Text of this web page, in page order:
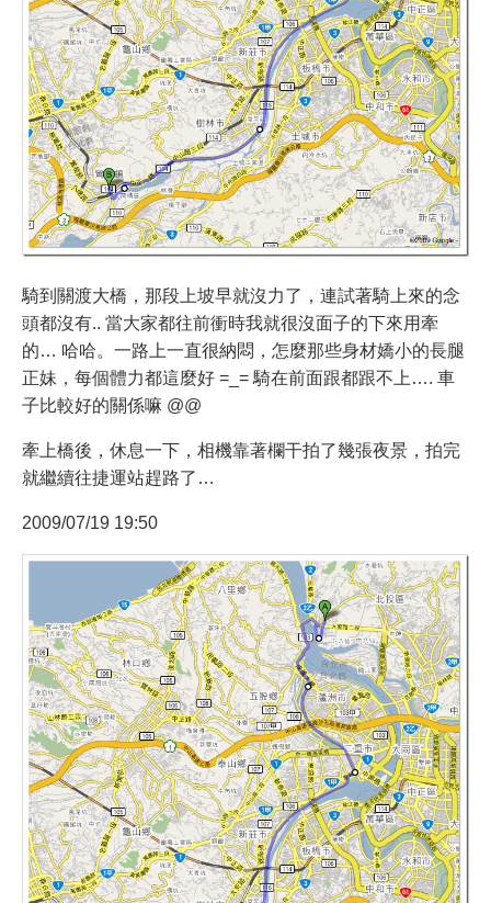
騎到關渡大橋，那段上坡早就沒力了，連試著騎上來的念
頭都沒有.. 當大家都往前衝時我就很沒面子的下來用牽
的… 哈哈。一路上一直很納悶，怎麼那些身材嬌小的長腿
正妹，每個體力都這麼好 =_= 騎在前面跟都跟不上…. 車
子比較好的關係嘛 @@
牽上橋後，休息一下，相機靠著欄干拍了幾張夜景，拍完
就繼續往捷運站趕路了…
2009/07/19 19:50